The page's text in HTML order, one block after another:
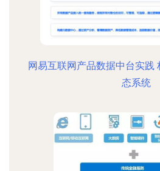
网易互联网产品数据中台实践
态系统